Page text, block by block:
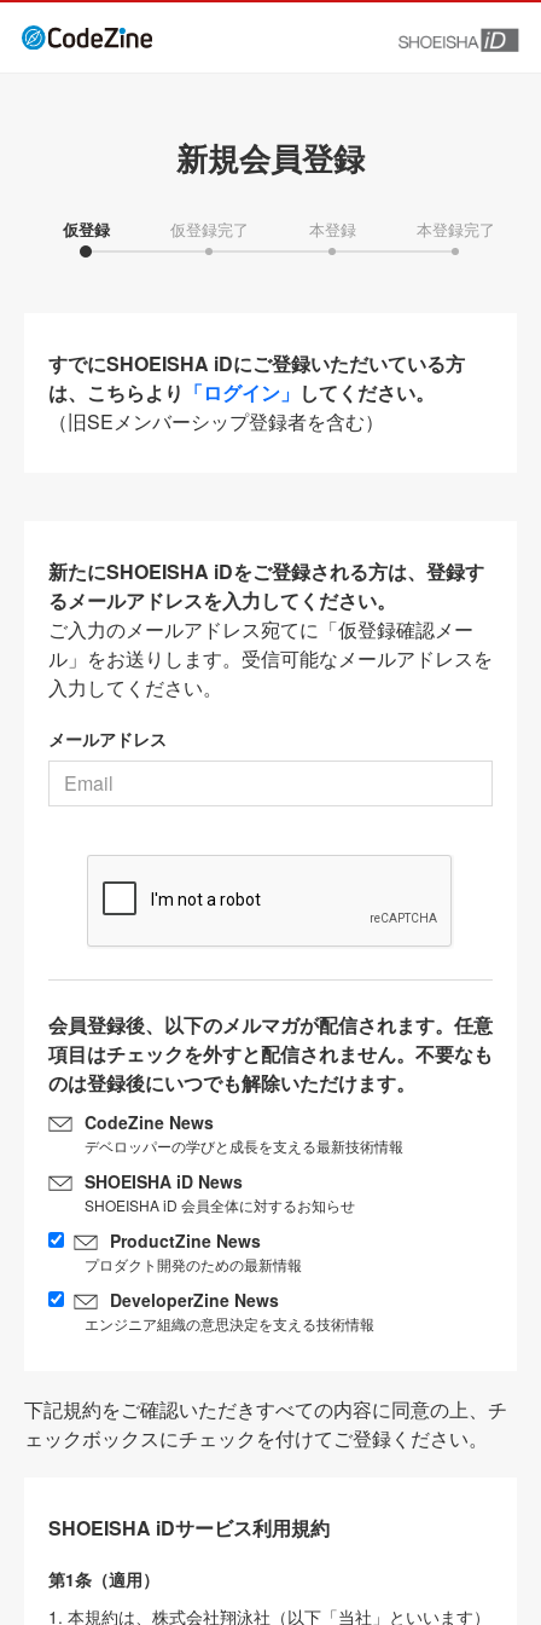
新規会員登録
仮登録 仮登録完了 本登録 本登録完了
すでにSHOEISHA iDにご登録いただいている方
は、こちらより 「ログイン」 してください。
（旧SEメンバーシップ登録者を含む）
新たにSHOEISHA iDをご登録される方は、登録す
るメールアドレスを入力してください。
ご入力のメールアドレス宛てに「仮登録確認メー
ル」をお送りします。受信可能なメールアドレスを
入力してください。
メールアドレス
会員登録後、以下のメルマガが配信されます。任意
項目はチェックを外すと配信されません。不要なも
のは登録後にいつでも解除いただけます。
CodeZine News
デベロッパーの学びと成長を支える最新技術情報
SHOEISHA iD News
SHOEISHA iD 会員全体に対するお知らせ
ProductZine News
プロダクト開発のための最新情報
DeveloperZine News
エンジニア組織の意思決定を支える技術情報
下記規約をご確認いただきすべての内容に同意の上、チ
ェックボックスにチェックを付けてご登録ください。
SHOEISHA iDサービス利用規約
第1条（適用）
1. 本規約は、株式会社翔泳社（以下「当社」といいます）